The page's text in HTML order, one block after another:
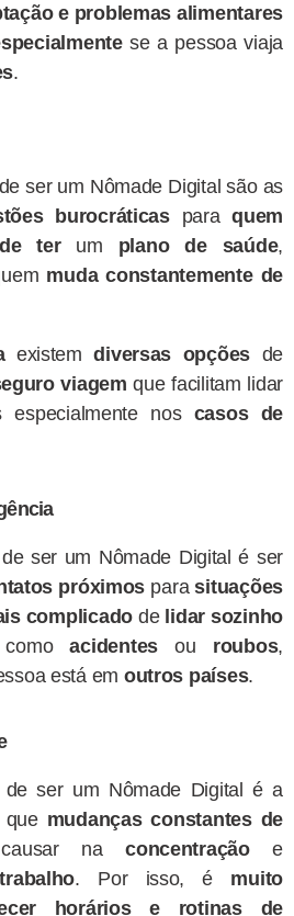
e problemas alimentares
se a pessoa viaja
.
de ser um Nômade Digital são as
burocráticasparaquem
terum plano de saúde,
muda constantemente de
existemdiversas opções de
viagem que facilitam lidar
especialmente nos casos de
de ser um Nômade Digital é ser
próximos parasituações
complicado de lidar sozinho
comoacidentes ou roubos,
está em outros países.
de ser um Nômade Digital é a
mudanças constantes de
naconcentraçãoe
. Por isso, é muito
horários e rotinas de